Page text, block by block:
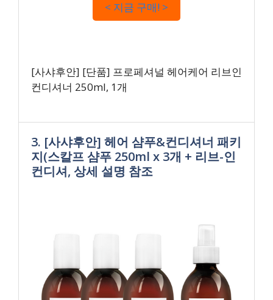
< 지금 구매! >
[사샤후안] [단품] 프로페셔널 헤어케어 리브인
컨디셔너 250ml, 1개
3. [사샤후안] 헤어 샴푸&컨디셔너 패키
지(스칼프 샴푸 250ml x 3개 + 리브-인
컨디셔, 상세 설명 참조